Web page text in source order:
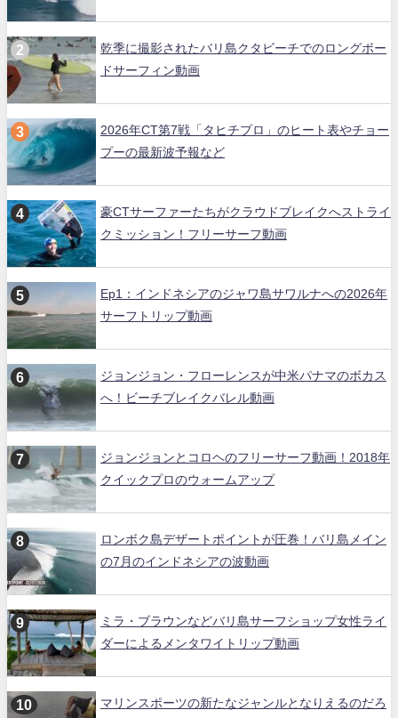
乾季に撮影されたバリ島クタビーチでのロングボー
ドサーフィン動画
2026年CT第7戦「タヒチプロ」のヒート表やチョー
プーの最新波予報など
豪CTサーファーたちがクラウドブレイクへストライ
クミッション！フリーサーフ動画
Ep1：インドネシアのジャワ島サワルナへの2026年
サーフトリップ動画
ジョンジョン・フローレンスが中米パナマのボカス
へ！ビーチブレイクバレル動画
ジョンジョンとコロヘのフリーサーフ動画！2018年
クイックプロのウォームアップ
ロンボク島デザートポイントが圧巻！バリ島メイン
の7月のインドネシアの波動画
ミラ・ブラウンなどバリ島サーフショップ女性ライ
ダーによるメンタワイトリップ動画
マリンスポーツの新たなジャンルとなりえるのだろ